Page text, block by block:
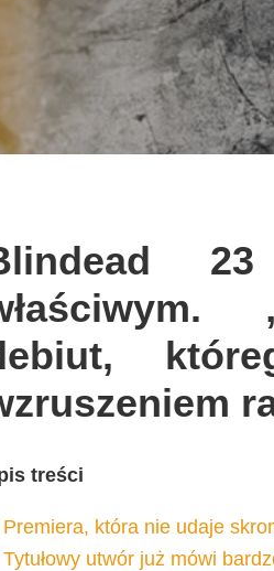
treści
Premiera, która nie udaje
Tytułowy utwór już mówi